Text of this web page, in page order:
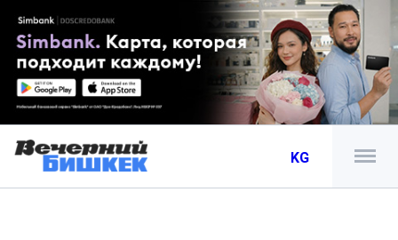
KG